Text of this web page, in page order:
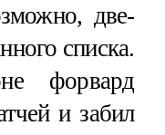
две-
списка.
форвард
и забил